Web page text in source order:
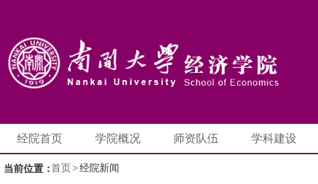
经院首页 学院概况 师资队伍 学科建设
当前位置：首页 > 经院新闻